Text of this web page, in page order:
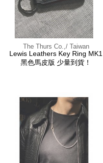
The Thurs Co.,/ Taiwan
Lewis Leathers Key Ring MK1
黑色馬皮版 少量到貨！